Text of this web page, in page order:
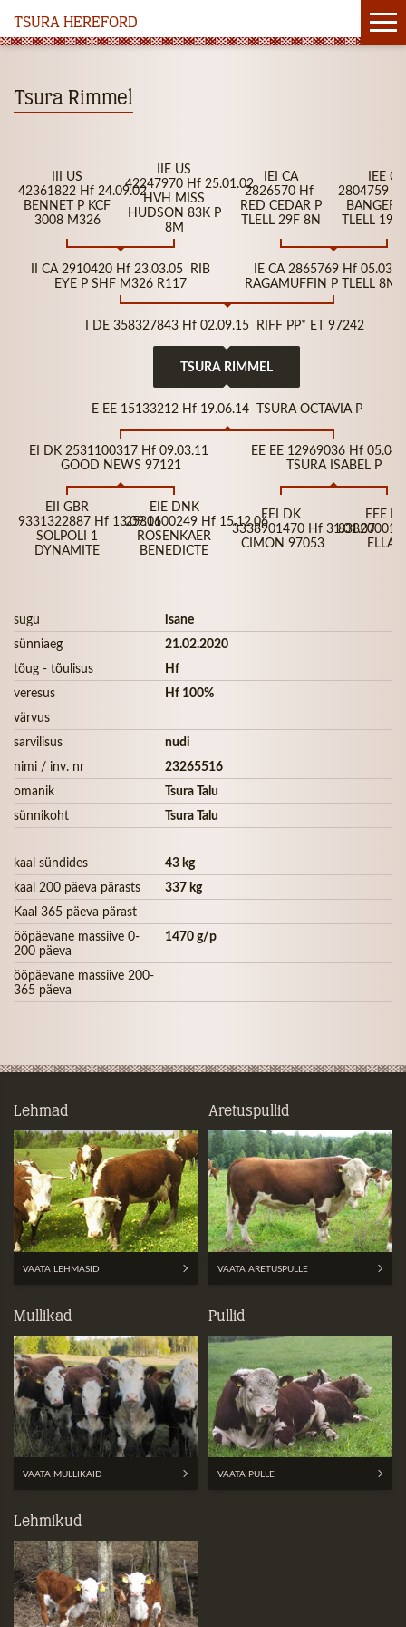
TSURA HEREFORD
Tsura Rimmel
III US
42361822 Hf 24.09.02
BENNET P KCF
3008 M326
IIE US
42247970 Hf 25.01.02
HVH MISS
HUDSON 83K P
8M
IEI CA
2826570 Hf
RED CEDAR P
TLELL 29F 8N
IEE CA
2804759
TLELL
II CA 2910420 Hf 23.03.05 RIB
EYE P SHF M326 R117
IE CA 2865769 Hf
RAGAMUFFIN P TLELL 8N
I DE 358327843 Hf 02.09.15 RIFF PP* ET 97242
TSURA RIMMEL
E EE 15133212 Hf 19.06.14 TSURA OCTAVIA P
EI DK 2531100317 Hf 09.03.11
GOOD NEWS 97121
EE EE 12969036 Hf
TSURA ISABEL P
EII GBR
9331322887 Hf 13.09.06
SOLPOLI 1
DYNAMITE
EIE DNK
2531100249 Hf 15.12.06
ROSENKAER
BENEDICTE
EEI DK
3338901470 Hf 31.01.07
CIMON 97053
EEE
ELLA P
sugu
isane
sünniaeg
21.02.2020
tõug - tõulisus
Hf
veresus
Hf 100%
värvus
sarvilisus
nudi
nimi / inv. nr
23265516
omanik
Tsura Talu
sünnikoht
Tsura Talu
kaal sündides
43 kg
kaal 200 päeva pärasts
337 kg
Kaal 365 päeva pärast
ööpäevane massiive 0-
200 päeva
1470 g/p
ööpäevane massiive 200-
365 päeva
Lehmad
VAATA LEHMASID
Aretuspullid
VAATA ARETUSPULLE
Mullikad
VAATA MULLIKAID
Pullid
VAATA PULLE
Lehmikud